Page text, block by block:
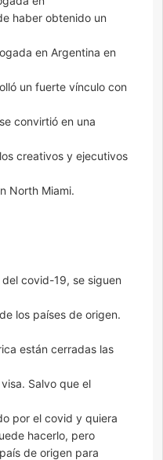
haber obtenido un
en Argentina en
un fuerte vínculo con
convirtió en una
creativos y ejecutivos
North Miami.
covid-19, se siguen
los países de origen.
están cerradas las
Salvo que el
por el covid y quiera
hacerlo, pero
de origen para